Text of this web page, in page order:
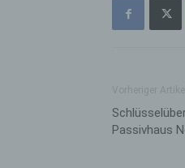
Passivhaus